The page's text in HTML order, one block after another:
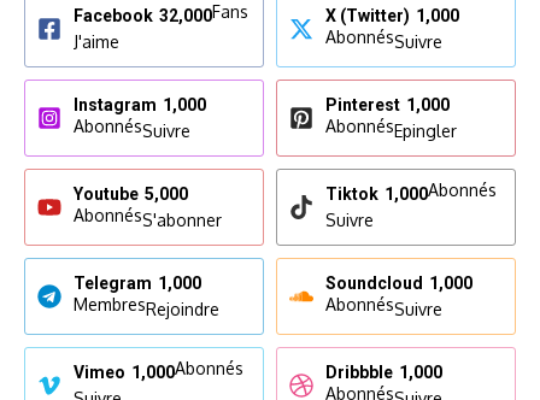
Facebook 32,000Fans
J'aime
X (Twitter) 1,000
AbonnésSuivre
Instagram 1,000
AbonnésSuivre
Pinterest 1,000
AbonnésEpingler
Youtube 5,000
AbonnésS'abonner
Tiktok 1,000Abonnés
Suivre
Telegram 1,000
MembresRejoindre
Soundcloud 1,000
AbonnésSuivre
Vimeo 1,000Abonnés
Dribbble 1,000
Abonnés